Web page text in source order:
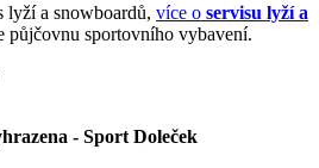
lyží a snowboardů, více o servisu lyží a
půjčovnu sportovního vybavení.
- Sport Doleček